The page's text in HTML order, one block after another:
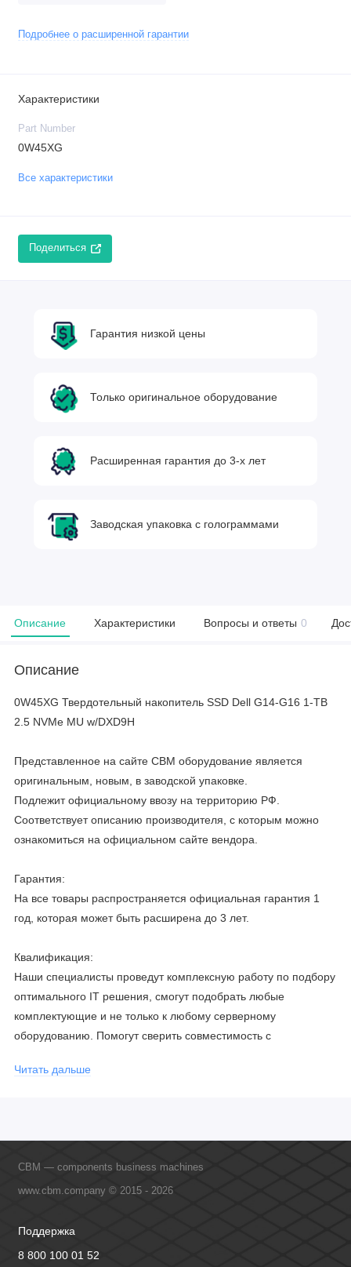
Подробнее о расширенной гарантии
Характеристики
Part Number
0W45XG
Все характеристики
Поделиться
Гарантия низкой цены
Только оригинальное оборудование
Расширенная гарантия до 3-х лет
Заводская упаковка с голограммами
Описание Характеристики Вопросы и ответы 0
Описание
0W45XG Твердотельный накопитель SSD Dell G14-G16 1-TB
2.5 NVMe MU w/DXD9H
Представленное на сайте CBM оборудование является
оригинальным, новым, в заводской упаковке.
Подлежит официальному ввозу на территорию РФ.
Соответствует описанию производителя, с которым можно
ознакомиться на официальном сайте вендора.
Гарантия:
На все товары распространяется официальная гарантия 1
год, которая может быть расширена до 3 лет.
Квалификация:
Наши специалисты проведут комплексную работу по подбору
оптимального IT решения, смогут подобрать любые
комплектующие и не только к любому серверному
оборудованию. Помогут сверить совместимость с
официальными производителями и проводим регулярное
Читать дальше
CBM — components business machines
www.cbm.company © 2015 - 2026
Поддержка
8 800 100 01 52